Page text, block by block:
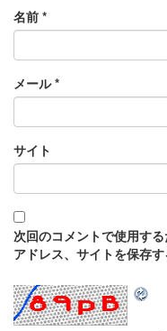
名前 *
メール*
サイト
次回のコメントで使用す
アドレス、サイトを保存す